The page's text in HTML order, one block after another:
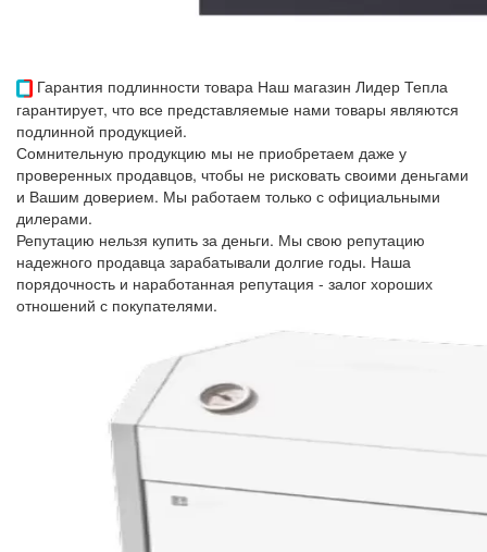
Гарантия подлинности товара Наш магазин Лидер Тепла
гарантирует, что все представляемые нами товары являются
подлинной продукцией.
Сомнительную продукцию мы не приобретаем даже у
проверенных продавцов, чтобы не рисковать своими деньгами
и Вашим доверием. Мы работаем только с официальными
дилерами.
Репутацию нельзя купить за деньги. Мы свою репутацию
надежного продавца зарабатывали долгие годы. Наша
порядочность и наработанная репутация - залог хороших
отношений с покупателями.